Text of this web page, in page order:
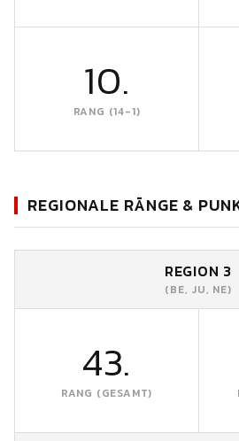
10.
RANG (14-1)
REGIONALE RÄNGE &
REGION 3
(BE, JU, NE)
43.
RANG (GESAMT)